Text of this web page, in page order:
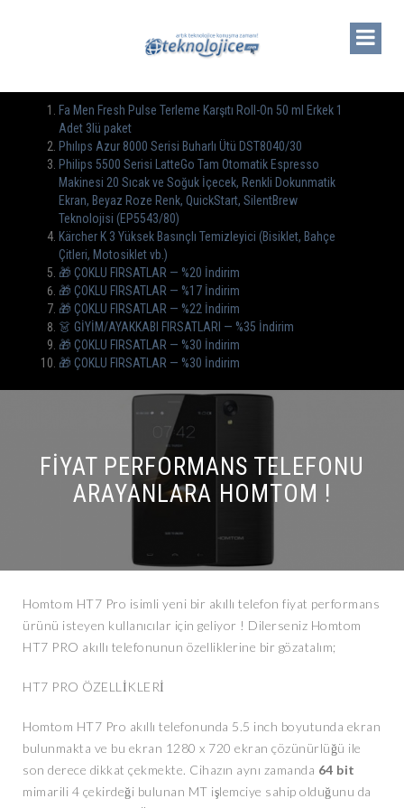
Fa Men Fresh Pulse Terleme Karşıtı Roll-On 50 ml Erkek 1
Adet 3lü paket
Phılıps Azur 8000 Serisi Buharlı Ütü DST8040/30
Philips 5500 Serisi LatteGo Tam Otomatik Espresso
Makinesi 20 Sıcak ve Soğuk İçecek, Renkli Dokunmatik
Ekran, Beyaz Roze Renk, QuickStart, SilentBrew
Teknolojisi (EP5543/80)
Kärcher K 3 Yüksek Basınçlı Temizleyici (Bisiklet, Bahçe
Çitleri, Motosiklet vb.)
🎁 ÇOKLU FIRSATLAR — %20 İndirim
🎁 ÇOKLU FIRSATLAR — %17 İndirim
🎁 ÇOKLU FIRSATLAR — %22 İndirim
👗 GİYİM/AYAKKABI FIRSATLARI — %35 İndirim
🎁 ÇOKLU FIRSATLAR — %30 İndirim
🎁 ÇOKLU FIRSATLAR — %30 İndirim
FIYAT PERFORMANS TELEFONU
ARAYANLARA HOMTOM !
Homtom HT7 Pro isimli yeni bir akıllı telefon fiyat performans
ürünü isteyen kullanıcılar için geliyor ! Dilerseniz Homtom
HT7 PRO akıllı telefonunun özelliklerine bir gözatalım;
HT7 PRO ÖZELLİKLERİ
Homtom HT7 Pro akıllı telefonunda 5.5 inch boyutunda ekran
bulunmakta ve bu ekran 1280 x 720 ekran çözünürlüğü ile
son derece dikkat çekmekte. Cihazın aynı zamanda 64 bit
mimarili 4 çekirdeği bulunan MT işlemciye sahip olduğunu da